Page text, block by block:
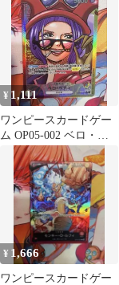
¥ 1,111
ワンピースカードゲー
ム OP05-002 ベロ・ベ
ティ リーダーパラレル
¥ 1,666
ワンピースカードゲー